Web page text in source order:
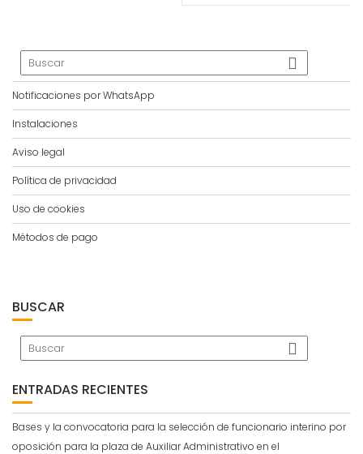
Notificaciones por WhatsApp
Instalaciones
Aviso legal
Política de privacidad
Uso de cookies
Métodos de pago
BUSCAR
ENTRADAS RECIENTES
Bases y la convocatoria para la selección de funcionario interino por
oposición para la plaza de Auxiliar Administrativo en el